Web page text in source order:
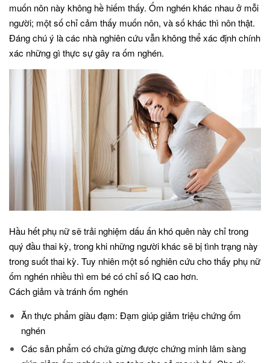
muốn nôn này không hề hiếm thấy. Ốm nghén khác nhau ở mỗi
người; một số chỉ cảm thấy muốn nôn, và số khác thì nôn thật.
Đáng chú ý là các nhà nghiên cứu vẫn không thể xác định chính
xác những gì thực sự gây ra ốm nghén.
Hầu hết phụ nữ sẽ trải nghiệm dấu ấn khó quên này chỉ trong
quý đầu thai kỳ, trong khi những người khác sẽ bị tình trạng này
trong suốt thai kỳ. Tuy nhiên một số nghiên cứu cho thấy phụ nữ
ốm nghén nhiều thì em bé có chỉ số IQ cao hơn.
Cách giảm và tránh ốm nghén
Ăn thực phẩm giàu đạm: Đạm giúp giảm triệu chứng ốm
nghén
Các sản phẩm có chứa gừng được chứng minh lâm sàng